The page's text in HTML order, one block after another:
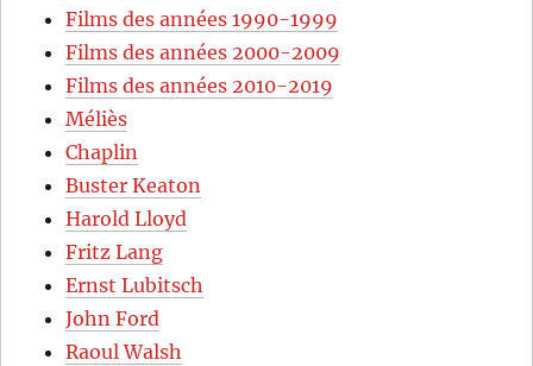
Films des années 1990-1999
Films des années 2000-2009
Films des années 2010-2019
Méliès
Chaplin
Buster Keaton
Harold Lloyd
Fritz Lang
Ernst Lubitsch
John Ford
Raoul Walsh